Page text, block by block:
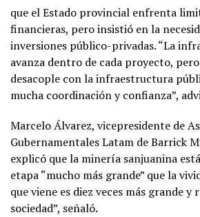
que el Estado provincial enfrenta
financieras, pero insistió en la
inversiones público-privadas. “La
avanza dentro de cada proyecto,
desacople con la infraestructura
mucha coordinación y confianza”,
Marcelo Álvarez, vicepresidente de
Gubernamentales Latam de Barrick
explicó que la minería sanjuanina
etapa “mucho más grande” que la
que viene es diez veces más grande y
sociedad”, señaló.